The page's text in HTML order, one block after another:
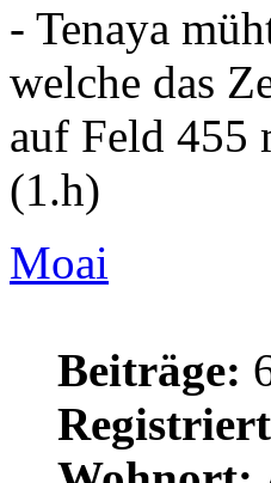
- Tenaya
welche das
auf Feld 455
(1.h)
Moai
Beiträge: